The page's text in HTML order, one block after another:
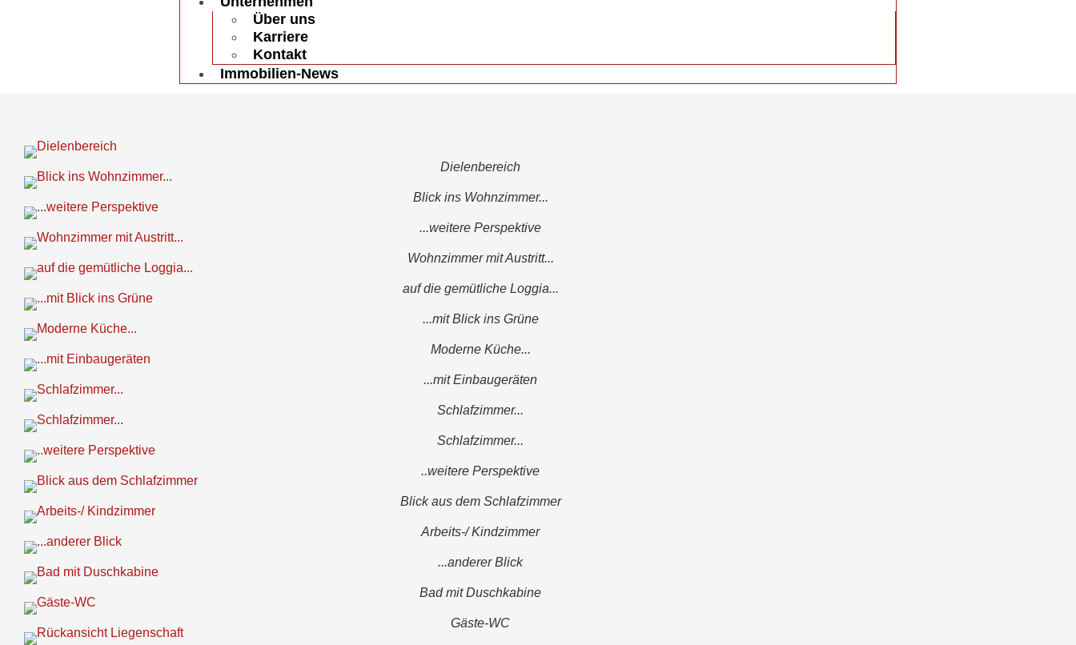
Über uns
Karriere
Kontakt
Immobilien-News
Dielenbereich
Blick ins Wohnzimmer...
...weitere Perspektive
Wohnzimmer mit Austritt...
auf die gemütliche Loggia...
...mit Blick ins Grüne
Moderne Küche...
...mit Einbaugeräten
Schlafzimmer...
Schlafzimmer...
..weitere Perspektive
Blick aus dem Schlafzimmer
Arbeits-/ Kindzimmer
...anderer Blick
Bad mit Duschkabine
Gäste-WC